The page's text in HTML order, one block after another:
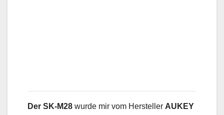
Der SK-M28 wurde mir vom Hersteller AUKEY